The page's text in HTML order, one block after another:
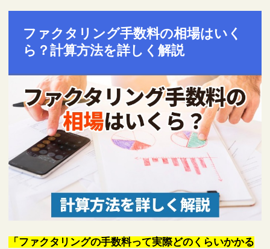
ファクタリング手数料の相場はいく
ら？計算方法を詳しく解説
「ファクタリングの手数料って実際どのくらいかかる